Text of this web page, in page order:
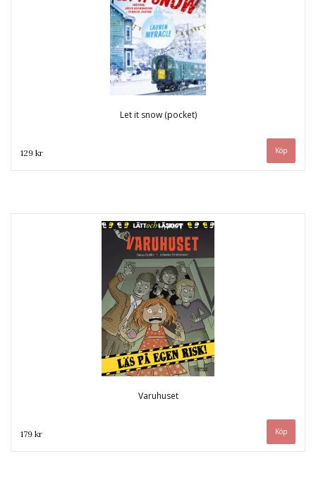
Let it snow (pocket)
129 kr
Varuhuset
179 kr